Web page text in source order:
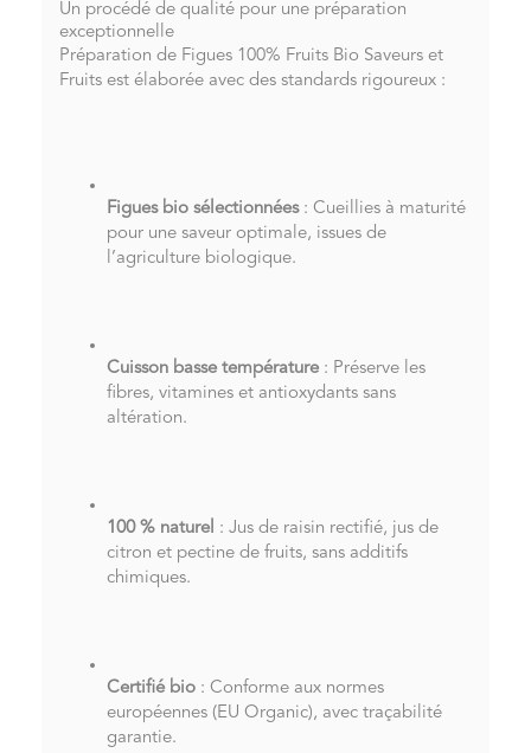
Un procédé de qualité pour une préparation
exceptionnelle
Préparation de Figues 100% Fruits Bio Saveurs et
Fruits est élaborée avec des standards rigoureux :
Figues bio sélectionnées: Cueillies à maturité
pour une saveur optimale, issues de
l’agriculture biologique.
Cuisson basse température : Préserve les
fibres, vitamines et antioxydants sans
altération.
100 % naturel : Jus de raisin rectifié, jus de
citron et pectine de fruits, sans additifs
chimiques.
Certifié bio : Conforme aux normes
européennes (EU Organic), avec traçabilité
garantie.